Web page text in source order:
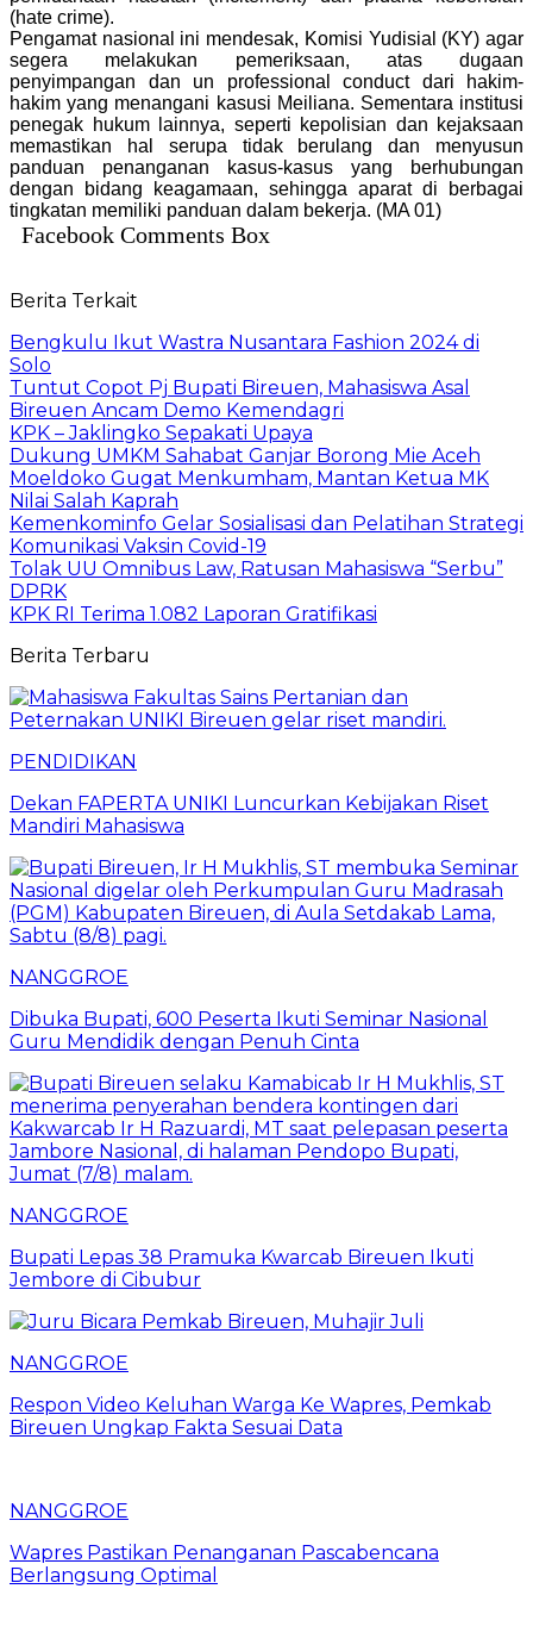
(hate crime).
Pengamat nasional ini mendesak, Komisi Yudisial (KY) agar
segera melakukan pemeriksaan, atas dugaan
penyimpangan dan un professional conduct dari hakim-
hakim yang menangani kasusi Meiliana. Sementara institusi
penegak hukum lainnya, seperti kepolisian dan kejaksaan
memastikan hal serupa tidak berulang dan menyusun
panduan penanganan kasus-kasus yang berhubungan
dengan bidang keagamaan, sehingga aparat di berbagai
tingkatan memiliki panduan dalam bekerja. (MA 01)
Facebook Comments Box
Berita Terkait
Bengkulu Ikut Wastra Nusantara Fashion 2024 di
Solo
Tuntut Copot Pj Bupati Bireuen, Mahasiswa Asal
Bireuen Ancam Demo Kemendagri
KPK – Jaklingko Sepakati Upaya
Dukung UMKM Sahabat Ganjar Borong Mie Aceh
Moeldoko Gugat Menkumham, Mantan Ketua MK
Nilai Salah Kaprah
Kemenkominfo Gelar Sosialisasi dan Pelatihan Strategi
Komunikasi Vaksin Covid-19
Tolak UU Omnibus Law, Ratusan Mahasiswa “Serbu”
DPRK
KPK RI Terima 1.082 Laporan Gratifikasi
Berita Terbaru
PENDIDIKAN
Dekan FAPERTA UNIKI Luncurkan Kebijakan Riset
Mandiri Mahasiswa
NANGGROE
Dibuka Bupati, 600 Peserta Ikuti Seminar Nasional
Guru Mendidik dengan Penuh Cinta
NANGGROE
Bupati Lepas 38 Pramuka Kwarcab Bireuen Ikuti
Jembore di Cibubur
NANGGROE
Respon Video Keluhan Warga Ke Wapres, Pemkab
Bireuen Ungkap Fakta Sesuai Data
NANGGROE
Wapres Pastikan Penanganan Pascabencana
Berlangsung Optimal